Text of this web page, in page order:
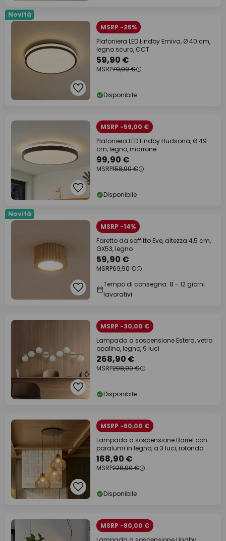
Novità
MSRP -25%
Plafoniera LED Lindby Emiva, Ø 40 cm,
legno scuro, CCT
59,90 €
MSRP79,90 €
Disponibile
MSRP -59,00 €
Plafoniera LED Lindby Hudsona, Ø 49
cm, legno, marrone
99,90 €
MSRP158,90 €
Disponibile
Novità
MSRP -14%
Faretto da soffitto Eve, altezza 4,5 cm,
GX53, legno
59,90 €
MSRP69,90 €
Tempo di consegna: 8 - 12 giorni
lavorativi
MSRP -30,00 €
Lampada a sospensione Estera, vetro
opalino, legno, 9 luci
268,90 €
MSRP298,90 €
Disponibile
MSRP -60,00 €
Lampada a sospensione Barrel con
paralumi in legno, a 3 luci, rotonda
168,90 €
MSRP228,90 €
Disponibile
MSRP -80,00 €